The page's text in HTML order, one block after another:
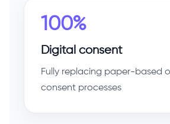
100%
Digital consent
Fully replacing paper-based
consent processes